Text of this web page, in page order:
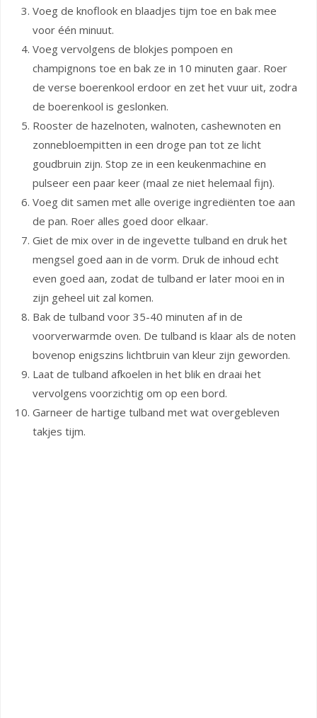
Voeg de knoflook en blaadjes tijm toe en bak mee
voor één minuut.
Voeg vervolgens de blokjes pompoen en
champignons toe en bak ze in 10 minuten gaar. Roer
de verse boerenkool erdoor en zet het vuur uit, zodra
de boerenkool is geslonken.
Rooster de hazelnoten, walnoten, cashewnoten en
zonnebloempitten in een droge pan tot ze licht
goudbruin zijn. Stop ze in een keukenmachine en
pulseer een paar keer (maal ze niet helemaal fijn).
Voeg dit samen met alle overige ingrediënten toe aan
de pan. Roer alles goed door elkaar.
Giet de mix over in de ingevette tulband en druk het
mengsel goed aan in de vorm. Druk de inhoud echt
even goed aan, zodat de tulband er later mooi en in
zijn geheel uit zal komen.
Bak de tulband voor 35-40 minuten af in de
voorverwarmde oven. De tulband is klaar als de noten
bovenop enigszins lichtbruin van kleur zijn geworden.
Laat de tulband afkoelen in het blik en draai het
vervolgens voorzichtig om op een bord.
Garneer de hartige tulband met wat overgebleven
takjes tijm.